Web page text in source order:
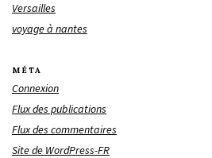
Versailles
voyage à nantes
MÉTA
Connexion
Flux des publications
Flux des commentaires
Site de WordPress-FR